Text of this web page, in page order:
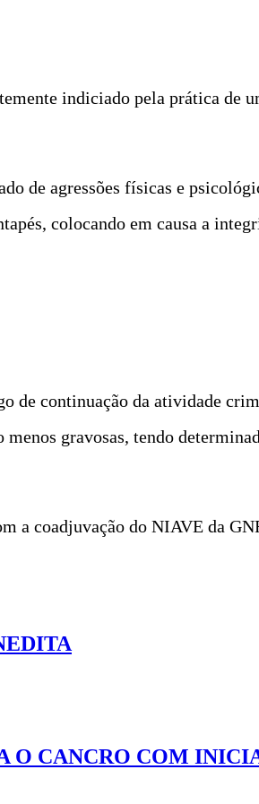
indiciado pela prática de
de agressões físicas e
colocando em causa a
continuação da atividade
gravosas, tendo
a coadjuvação do NIAVE da
O CANCRO COM